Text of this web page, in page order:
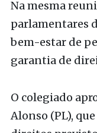
Saúde e bem-
Na mesma
parlamentares
garantia de